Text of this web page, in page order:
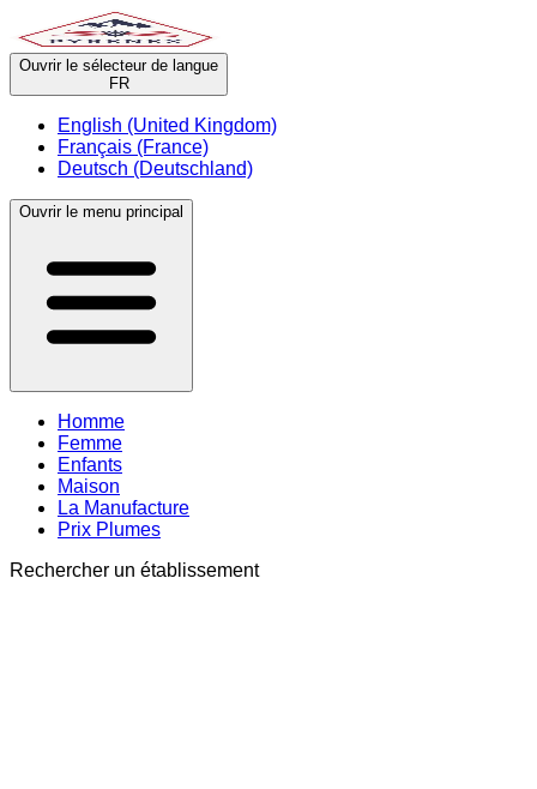
Ouvrir le sélecteur de langue
FR
English (United Kingdom)
Français (France)
Deutsch (Deutschland)
Ouvrir le menu principal
Homme
Femme
Enfants
Maison
La Manufacture
Prix Plumes
Rechercher un établissement